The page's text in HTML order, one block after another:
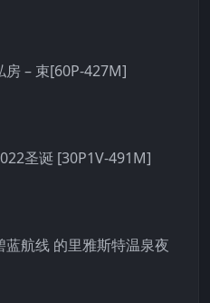
– 束[60P-427M]
圣诞 [30P1V-491M]
航线 的里雅斯特温泉夜